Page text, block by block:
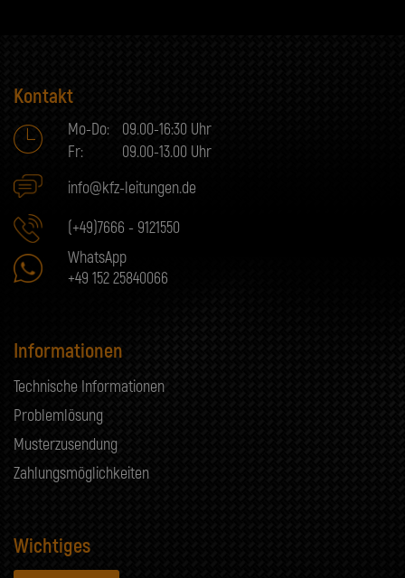
Kontakt
Mo-Do:
09.00-16:30 Uhr
Fr:
09.00-13.00 Uhr
info@kfz-leitungen.de
(+49)7666 - 9121550
WhatsApp
+49 152 25840066
Informationen
Technische Informationen
Problemlösung
Musterzusendung
Zahlungsmöglichkeiten
Wichtiges